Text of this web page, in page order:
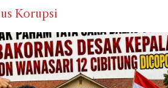
Korupsi